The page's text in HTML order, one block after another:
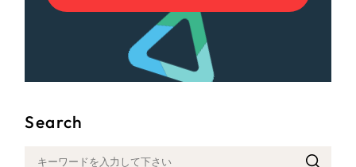
Search